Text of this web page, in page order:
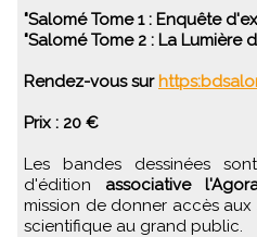
"Salomé Tome 1 : Enquête
"Salomé Tome 2 : La Lumière
Rendez-vous sur
Prix : 20 €
Les bandes dessinées
d'édition associative
mission de donner accès
scientifique au grand public.